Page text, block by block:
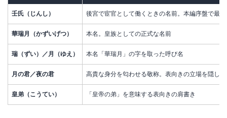
壬氏（じんし） 後宮で宦官として働くときの名前。本編序盤で最
華瑞月（かずいげつ） 本名。皇族としての正式な名前
瑞（ずい）／月（ゆえ） 本名「華瑞月」の字を取った呼び名
月の君／夜の君 高貴な身分を匂わせる敬称。表向きの立場を隠し
皇弟（こうてい） 「皇帝の弟」を意味する表向きの肩書き